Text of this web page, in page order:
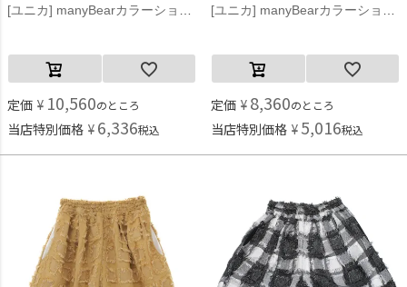
定価 ¥ 10,560のところ
当店特別価格 ¥ 6,336税込
定価 ¥ 8,360のところ
当店特別価格 ¥ 5,016税込